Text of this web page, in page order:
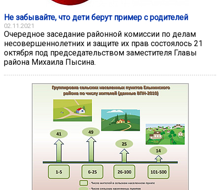
Не забывайте, что дети берут пример с родителей
02.11.2021
Очередное заседание районной комиссии по делам
несовершеннолетних и защите их прав состоялось 21
октября под председательством заместителя Главы
района Михаила Пысина.